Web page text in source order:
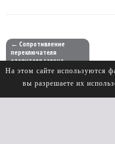
← Сопротивление
переключателя
отопителя салона -
замена (без снятия
На этом сайте используются
вы разрешаете их